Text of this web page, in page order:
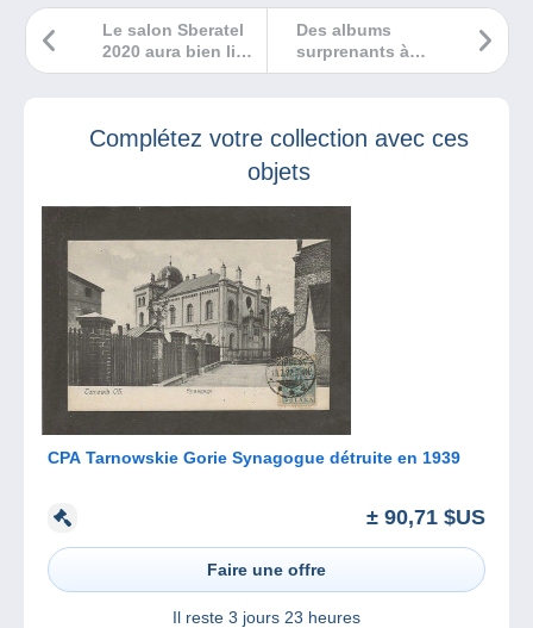
Des albums
surprenants à
découvrir cette
Le salon Sberatel
2020 aura bien lieu
!
Complétez votre collection avec ces
objets
CPA Tarnowskie Gorie Synagogue détruite en 1939
± 90,71 $US
Faire une offre
Il reste 3 jours 23 heures